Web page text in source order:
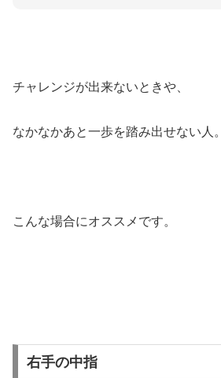
チャレンジが出来ないときや、
なかなかあと一歩を踏み出せない人。
こんな場合にオススメです。
右手の中指